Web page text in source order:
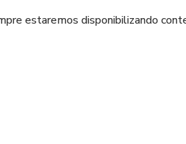
estaremos disponibilizando